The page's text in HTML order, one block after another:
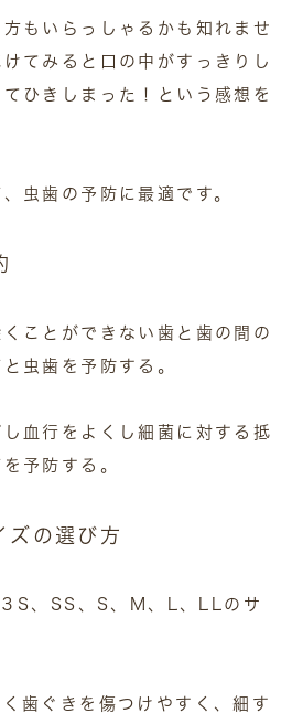
もいらっしゃるかも知れませ
てみると口の中がすっきりし
ひきしまった！という感想を
虫歯の予防に最適です。
くことができない歯と歯の間の
虫歯を予防する。
し血行をよくし細菌に対する抵
予防する。
ズの選び方
S、SS、S、M、L、LLのサ
歯ぐきを傷つけやすく、細す